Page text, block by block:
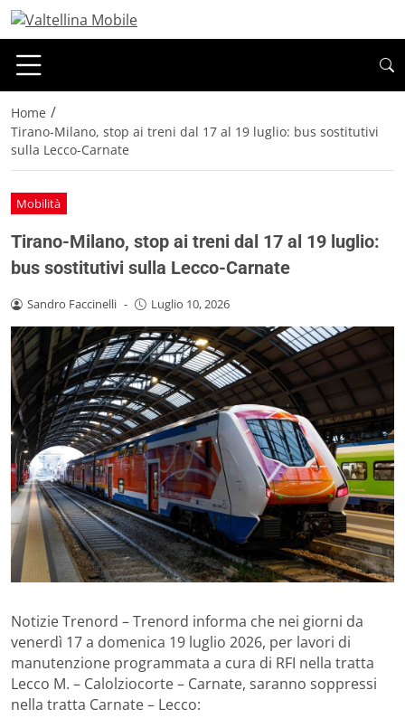
Home /
Tirano-Milano, stop ai treni dal 17 al 19 luglio: bus sostitutivi
sulla Lecco-Carnate
Mobilità
Tirano-Milano, stop ai treni dal 17 al 19 luglio:
bus sostitutivi sulla Lecco-Carnate
Sandro Faccinelli - Luglio 10, 2026
Notizie Trenord – Trenord informa che nei giorni da
venerdì 17 a domenica 19 luglio 2026, per lavori di
manutenzione programmata a cura di RFI nella tratta
Lecco M. – Calolziocorte – Carnate, saranno soppressi
nella tratta Carnate – Lecco: